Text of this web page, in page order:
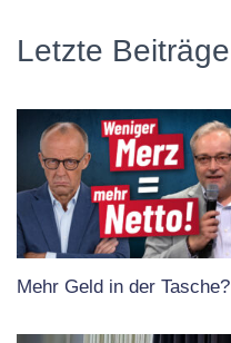
Letzte Beiträge
Mehr Geld in der